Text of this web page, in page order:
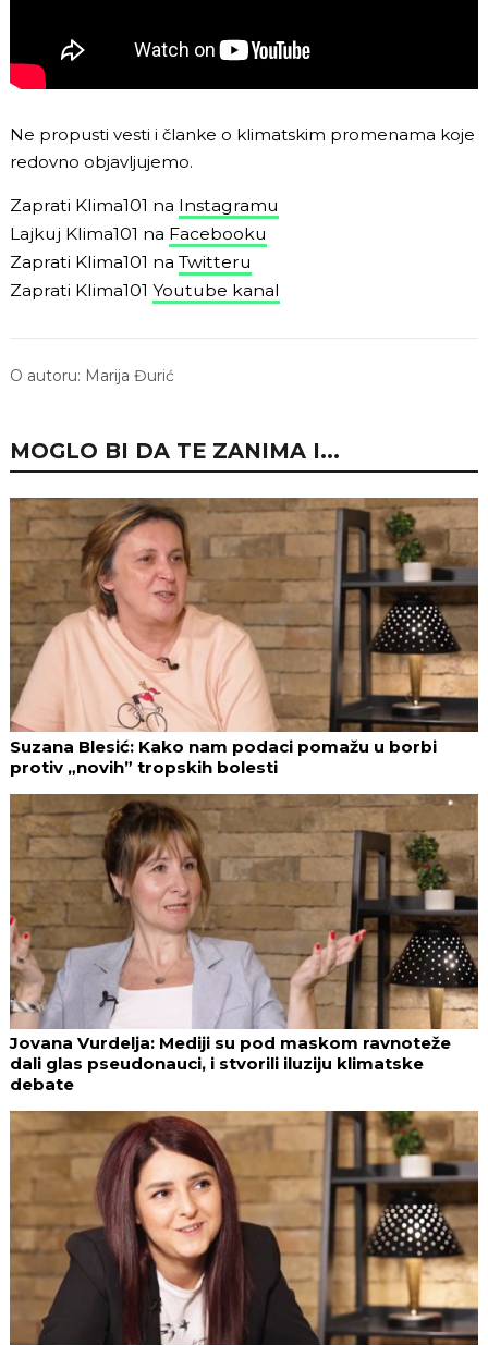
Ne propusti vesti i članke o klimatskim promenama koje
redovno objavljujemo.
Zaprati Klima101 na Instagramu
Lajkuj Klima101 na Facebooku
Zaprati Klima101 na Twitteru
Zaprati Klima101 Youtube kanal
O autoru: Marija Đurić
MOGLO BI DA TE ZANIMA I...
Suzana Blesić: Kako nam podaci pomažu u borbi
protiv „novih” tropskih bolesti
Jovana Vurdelja: Mediji su pod maskom ravnoteže
dali glas pseudonauci, i stvorili iluziju klimatske
debate